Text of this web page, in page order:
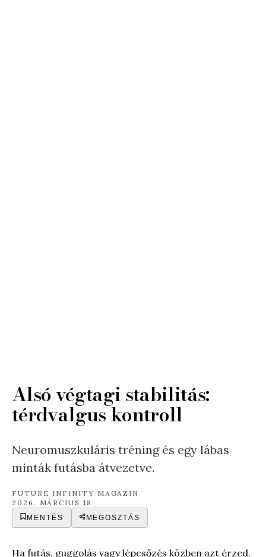
Alsó végtagi stabilitás:
térdvalgus kontroll
Neuromuszkuláris tréning és egy lábas
minták futásba átvezetve.
FUTURE INFINITY MAGAZIN
2026. MÁRCIUS 18.
MENTÉS MEGOSZTÁS
Ha futás, guggolás vagy lépcsőzés közben azt érzed,